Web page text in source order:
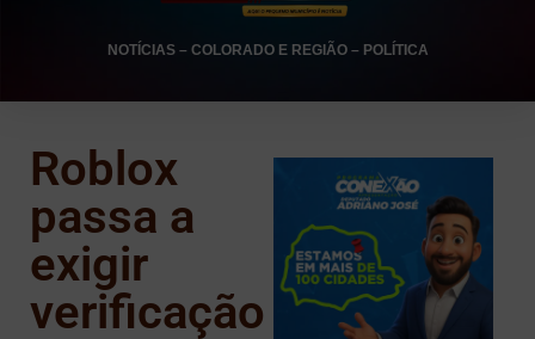
NOTÍCIAS– COLORADO E REGIÃO– POLÍTICA
Roblox
passa a
exigir
verificação